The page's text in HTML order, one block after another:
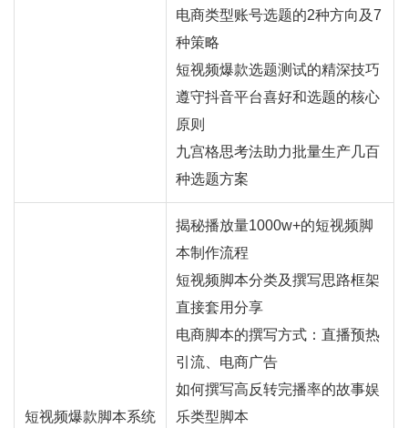
电商类型账号选题的2种方向及7
种策略
短视频爆款选题测试的精深技巧
遵守抖音平台喜好和选题的核心
原则
九宫格思考法助力批量生产几百
种选题方案
短视频爆款脚本系统
揭秘播放量1000w+的短视频脚
本制作流程
短视频脚本分类及撰写思路框架
直接套用分享
电商脚本的撰写方式： 直播预热
引流、电商广告
如何撰写高反转完播率的故事娱
乐类型脚本